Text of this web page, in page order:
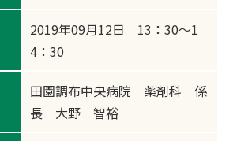
2019年09月12日 13：30～1
4：30
田園調布中央病院 薬剤科 係
長 大野 智裕